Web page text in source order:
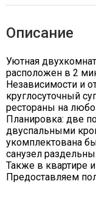
Описание
Уютная
расположен в 2
Независимости и
круглосуточный
рестораны на
Планировка: две
двуспальными
укомплектована
санузел
Также в квартире
Предоставляем